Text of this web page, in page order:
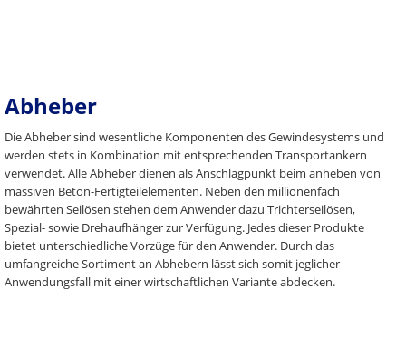
Abheber
Die Abheber sind wesentliche Komponenten des Gewindesystems und
werden stets in Kombination mit entsprechenden Transportankern
verwendet. Alle Abheber dienen als Anschlagpunkt beim anheben von
massiven Beton-Fertigteilelementen. Neben den millionenfach
bewährten Seilösen stehen dem Anwender dazu Trichterseilösen,
Spezial- sowie Drehaufhänger zur Verfügung. Jedes dieser Produkte
bietet unterschiedliche Vorzüge für den Anwender. Durch das
umfangreiche Sortiment an Abhebern lässt sich somit jeglicher
Anwendungsfall mit einer wirtschaftlichen Variante abdecken.